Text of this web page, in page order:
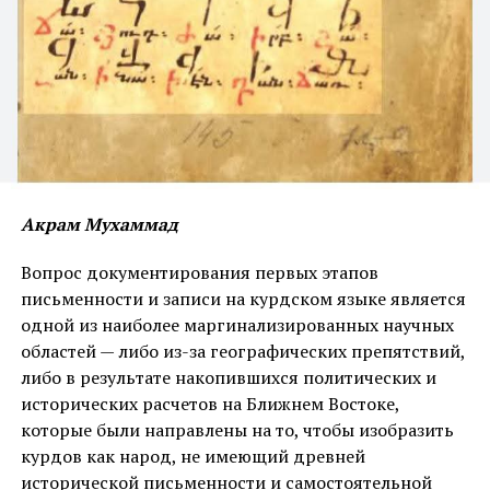
ВАМ МОЖЕТ ПОНРАВИТЬСЯ
НАЖМИТЕ, ЧТОБЫ ПРОКОММЕНТИРОВАТЬ
носители языка являются прямыми потомками
аккадцев. Однако этот аргумент не выдерживает
проверки. Аккадские заимствования присутствуют
также в арабском и иврите – но никто не
утверждает, что арабы или евреи являются
потомками ассирийцев. Более того, аккадские слова
в новоарамейском могли попасть туда через
наследование.
Подобные процессы – обычное явление в истории
языков. В английском языке есть кельтские
субстратные слова (Avon, Combe, Tor), но англичане
не являются потомками кельтов. Во французском
есть галльские слова (Bougie, Char), но французы не
прямые потомки галлов. В русском есть финно-
угорские слова (тундра, пурга), но русские – не
финно-угры. Таким образом, наличие аккадских
Акрам Мухаммад
Вопрос документирования первых этапов
письменности и записи на курдском языке является
одной из наиболее маргинализированных научных
областей — либо из-за географических препятствий,
либо в результате накопившихся политических и
исторических расчетов на Ближнем Востоке,
которые были направлены на то, чтобы изобразить
курдов как народ, не имеющий древней
исторической письменности и самостоятельной